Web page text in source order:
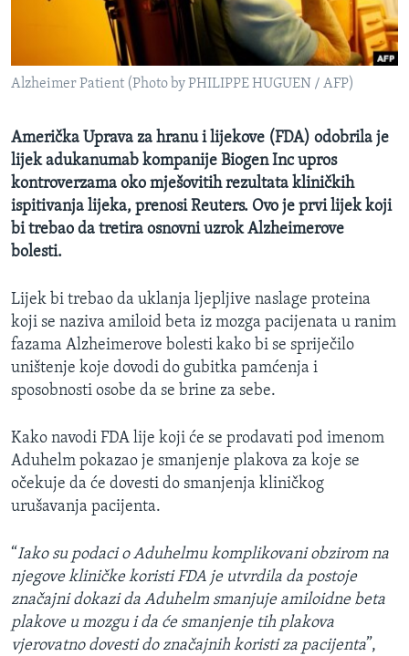
O GLASU AMERIKE
PRATITE NAS
Jezici
Alzheimer Patient (Photo by PHILIPPE HUGUEN / AFP)
Američka Uprava za hranu i lijekove (FDA) odobrila je
lijek adukanumab kompanije Biogen Inc upros
kontroverzama oko mješovitih rezultata kliničkih
ispitivanja lijeka, prenosi Reuters. Ovo je prvi lijek koji
bi trebao da tretira osnovni uzrok Alzheimerove
bolesti.
Lijek bi trebao da uklanja ljepljive naslage proteina
koji se naziva amiloid beta iz mozga pacijenata u ranim
fazama Alzheimerove bolesti kako bi se spriječilo
uništenje koje dovodi do gubitka pamćenja i
sposobnosti osobe da se brine za sebe.
Kako navodi FDA lije koji će se prodavati pod imenom
Aduhelm pokazao je smanjenje plakova za koje se
očekuje da će dovesti do smanjenja kliničkog
urušavanja pacijenta.
“Iako su podaci o Aduhelmu komplikovani obzirom na
njegove kliničke koristi FDA je utvrdila da postoje
značajni dokazi da Aduhelm smanjuje amiloidne beta
plakove u mozgu i da će smanjenje tih plakova
vjerovatno dovesti do značajnih koristi za pacijenta”,